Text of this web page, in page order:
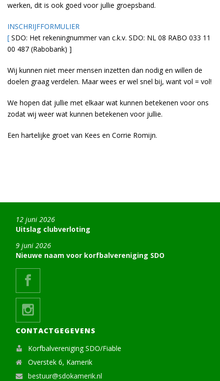
werken, dit is ook goed voor jullie groepsband.
INSCHRIJFFORMULIER
[ SDO: Het rekeningnummer van c.k.v. SDO: NL 08 RABO 033 11
00 487 (Rabobank) ]
Wij kunnen niet meer mensen inzetten dan nodig en willen de
doelen graag verdelen. Maar wees er wel snel bij, want vol = vol!
We hopen dat jullie met elkaar wat kunnen betekenen voor ons
zodat wij weer wat kunnen betekenen voor jullie.
Een hartelijke groet van Kees en Corrie Romijn.
Uitslag clubverloting
12 juni 2026
Nieuwe naam voor korfbalvereniging SDO
9 juni 2026
CONTACTGEGEVENS
Korfbalvereniging SDO/Fiable
Overstek 6, Kamerik
bestuur@sdokamerik.nl